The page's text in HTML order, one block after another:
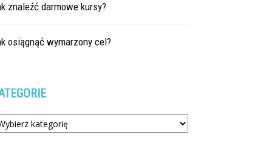
znaleźć darmowe kursy?
osiągnąć wymarzony cel?